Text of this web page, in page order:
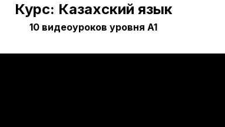
Курс: Казахский язык
10 видеоуроков уровня A1